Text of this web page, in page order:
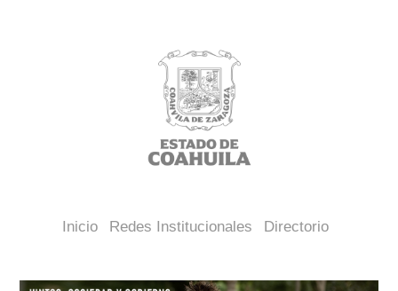
Inicio Redes Institucionales Directorio